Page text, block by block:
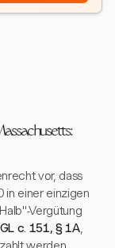
vor, dass
in einer einzigen
Vergütung
c. 151, § 1A,